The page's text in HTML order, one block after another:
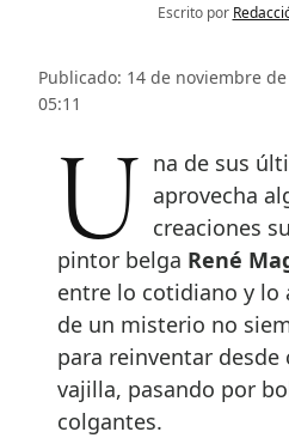
Escrito por
Publicado: 14 de noviembre
05:11
Una de sus últimas colecciones
aprovecha
creaciones
pintor belga René
entre lo cotidiano y lo
de un misterio no
para reinventar desde
vajilla, pasando por
colgantes.